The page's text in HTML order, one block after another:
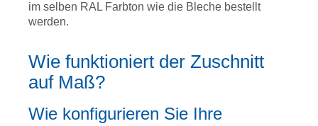
im selben RAL Farbton wie die Bleche bestellt
werden.
Wie funktioniert der Zuschnitt
auf Maß?
Wie konfigurieren Sie Ihre